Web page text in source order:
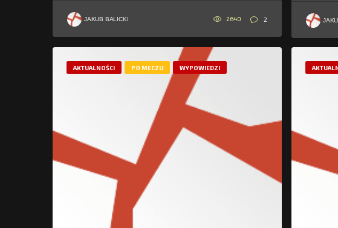
JAKUB BALICKI 2640 2
AKTUALNOŚCI PO MECZU WYPOWIEDZI